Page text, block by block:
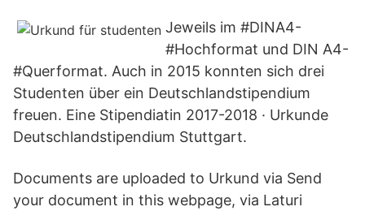
Jeweils im #DINA4-
#Hochformat und DIN A4-
#Querformat. Auch in 2015 konnten sich drei
Studenten über ein Deutschlandstipendium
freuen. Eine Stipendiatin 2017-2018 · Urkunde
Deutschlandstipendium Stuttgart.
Documents are uploaded to Urkund via Send
your document in this webpage, via Laturi